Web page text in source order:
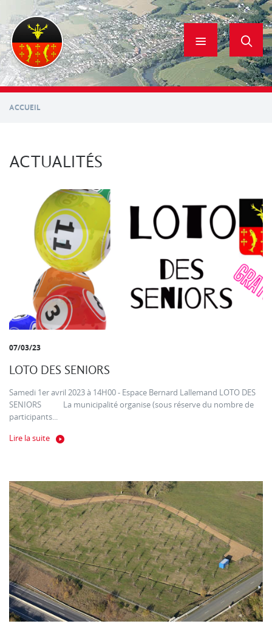
contenu
principal
ACCUEIL
ACTUALITÉS
07/03/23
LOTO DES SENIORS
Samedi 1er avril 2023 à 14H00 - Espace Bernard Lallemand LOTO DES
SENIORS La municipalité organise (sous réserve du nombre de
participants...
Lire la suite